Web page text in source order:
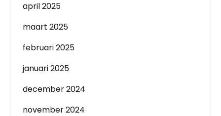
april 2025
maart 2025
februari 2025
januari 2025
december 2024
november 2024